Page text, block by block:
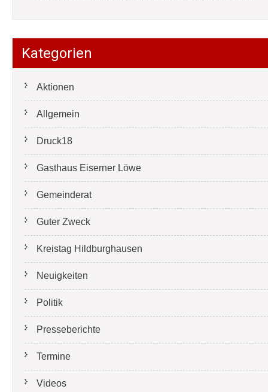
Kategorien
Aktionen
Allgemein
Druck18
Gasthaus Eiserner Löwe
Gemeinderat
Guter Zweck
Kreistag Hildburghausen
Neuigkeiten
Politik
Presseberichte
Termine
Videos